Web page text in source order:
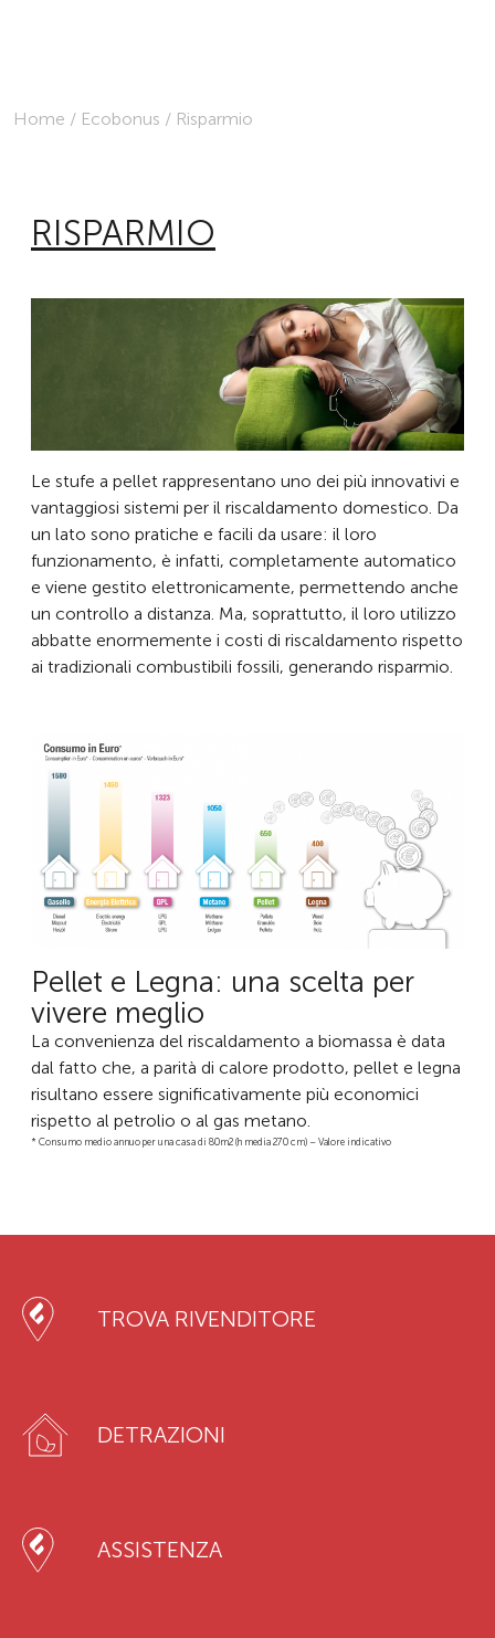
Home / Ecobonus / Risparmio
RISPARMIO
Le stufe a pellet rappresentano uno dei più innovativi e
vantaggiosi sistemi per il riscaldamento domestico. Da
un lato sono pratiche e facili da usare: il loro
funzionamento, è infatti, completamente automatico
e viene gestito elettronicamente, permettendo anche
un controllo a distanza. Ma, soprattutto, il loro utilizzo
abbatte enormemente i costi di riscaldamento rispetto
ai tradizionali combustibili fossili, generando risparmio.
Pellet e Legna: una scelta per
vivere meglio
La convenienza del riscaldamento a biomassa è data
dal fatto che, a parità di calore prodotto, pellet e legna
risultano essere significativamente più economici
rispetto al petrolio o al gas metano.
* Consumo medio annuo per una casa di 80m2 (h media 270 cm) – Valore indicativo
TROVA RIVENDITORE
DETRAZIONI
ASSISTENZA